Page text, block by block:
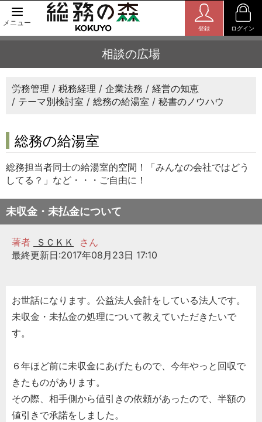
メニュー
登録 ログイン
相談の広場
労務管理 税務経理 企業法務
経営の知恵
テーマ別検討室
総務の給湯室 秘書のノウハウ
総務の給湯室
総務担当者同士の給湯室的空間！「みんなの会社ではどう
してる？」など・・・ご自由に！
未収金・未払金について
著者 ＳＣＫＫ
さん
最終更新日:2017年08月23日 17:10
お世話になります。公益法人会計をしている法人です。
未収金・未払金の処理について教えていただきたいで
す。
６年ほど前に未収金にあげたもので、今年やっと回収で
きたものがあります。
その際、相手側から値引きの依頼があったので、半額の
値引きで承諾をしました。